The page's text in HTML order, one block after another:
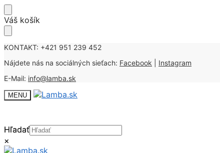
Skip
to
Skip
to
Váš košík
KONTAKT: +421 951 239 452
Nájdete nás na sociálných sieťach: Facebook
Instagram
E-Mail: info@lamba.sk
MENU
Hľadať
×
Hľadať
×